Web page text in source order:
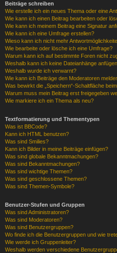
Beiträge schreiben
Wie erstelle ich ein neues Thema oder eine
Wie kann ich einen Beitrag bearbeiten oder
Wie kann ich meinem Beitrag eine Signatur
Wie kann ich eine Umfrage erstellen?
Wieso kann ich nicht mehr
Wie bearbeite oder lösche ich eine Umfrage?
Warum kann ich auf bestimmte Foren nicht
Weshalb kann ich keine Dateianhänge
Weshalb wurde ich verwarnt?
Wie kann ich Beiträge den Moderatoren
Was bewirkt die „Speichern“-Schaltfläche
Warum muss mein Beitrag erst freigegeben
Wie markiere ich ein Thema als neu?
Textformatierung und Thementypen
Was ist BBCode?
Kann ich HTML benutzen?
Was sind Smilies?
Kann ich Bilder in meine Beiträge einfügen?
Was sind globale Bekanntmachungen?
Was sind Bekanntmachungen?
Was sind wichtige Themen?
Was sind geschlossene Themen?
Was sind Themen-Symbole?
Benutzer-Stufen und Gruppen
Was sind Administratoren?
Was sind Moderatoren?
Was sind Benutzergruppen?
Wo finde ich die Benutzergruppen und wie
Wie werde ich Gruppenleiter?
Weshalb werden verschiedene